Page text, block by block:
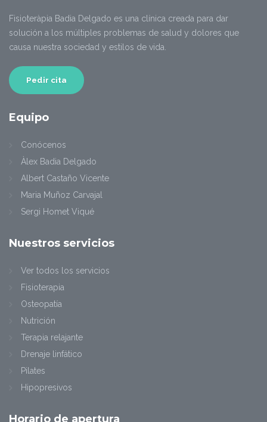
Fisioteràpia Badia Delgado es una clínica creada para dar
solución a los múltiples problemas de salud y dolores que
causa nuestra sociedad y estilos de vida.
Pedir cita
Equipo
Conócenos
Àlex Badia Delgado
Albert Castaño Vicente
Maria Muñoz Carvajal
Sergi Homet Viqué
Nuestros servicios
Ver todos los servicios
Fisioterapia
Osteopatía
Nutrición
Terapia relajante
Drenaje linfático
Pilates
Hipopresivos
Horario de apertura